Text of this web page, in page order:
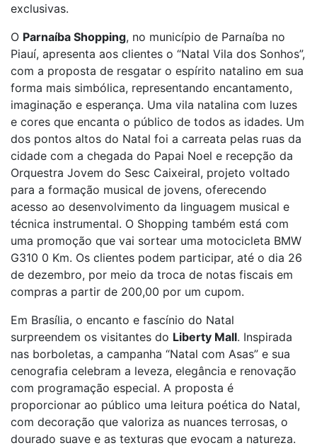
exclusivas.
O Parnaíba Shopping, no município de Parnaíba no
Piauí, apresenta aos clientes o “Natal Vila dos Sonhos”,
com a proposta de resgatar o espírito natalino em sua
forma mais simbólica, representando encantamento,
imaginação e esperança. Uma vila natalina com luzes
e cores que encanta o público de todos as idades. Um
dos pontos altos do Natal foi a carreata pelas ruas da
cidade com a chegada do Papai Noel e recepção da
Orquestra Jovem do Sesc Caixeiral, projeto voltado
para a formação musical de jovens, oferecendo
acesso ao desenvolvimento da linguagem musical e
técnica instrumental. O Shopping também está com
uma promoção que vai sortear uma motocicleta BMW
G310 0 Km. Os clientes podem participar, até o dia 26
de dezembro, por meio da troca de notas fiscais em
compras a partir de 200,00 por um cupom.
Em Brasília, o encanto e fascínio do Natal
surpreendem os visitantes do Liberty Mall. Inspirada
nas borboletas, a campanha “Natal com Asas” e sua
cenografia celebram a leveza, elegância e renovação
com programação especial. A proposta é
proporcionar ao público uma leitura poética do Natal,
com decoração que valoriza as nuances terrosas, o
dourado suave e as texturas que evocam a natureza.